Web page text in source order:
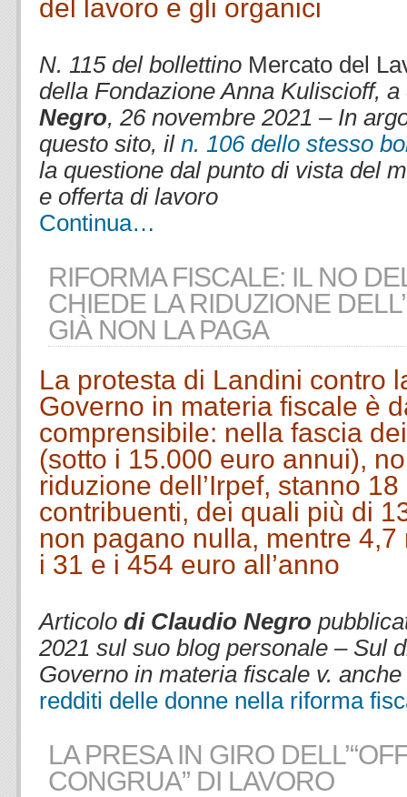
del lavoro e gli organici
N. 115 del bollettino Mercato del
della Fondazione Anna Kuliscioff,
Negro, 26 novembre 2021 – In
questo sito, il n. 106 dello stesso
la questione dal punto di vista del
e offerta di lavoro
Continua…
RIFORMA FISCALE: IL NO
CHIEDE LA RIDUZIONE
GIÀ NON LA PAGA
La protesta di Landini contro
Governo in materia fiscale è
comprensibile: nella fascia
(sotto i 15.000 euro annui),
riduzione dell’Irpef, stanno
contribuenti, dei quali più di
non pagano nulla, mentre
i 31 e i 454 euro all’anno
Articolo di Claudio Negro
2021 sul suo blog personale – Sul
Governo in materia fiscale v. anche
redditi delle donne nella riforma
LA PRESA IN GIRO
CONGRUA” DI LAVORO